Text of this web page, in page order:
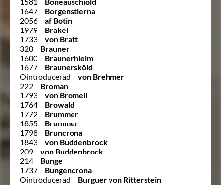
1647
Borgenstierna
2056
af Botin
1979
Brakel
1733
von Bratt
320
Brauner
1600
Braunerhielm
1677
Braunersköld
Ointroducerad
von Brehmer
222
Broman
1793
von Bromell
1764
Browald
1772
Brummer
1855
Brummer
1798
Bruncrona
1843
von Buddenbrock
209
von Buddenbrock
214
Bunge
1737
Bungencrona
Ointroducerad
Burguer von Ritterstein